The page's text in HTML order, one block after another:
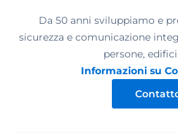
Da 50 anni sviluppiamo e
sicurezza e comunicazione
persone,
Informazioni su